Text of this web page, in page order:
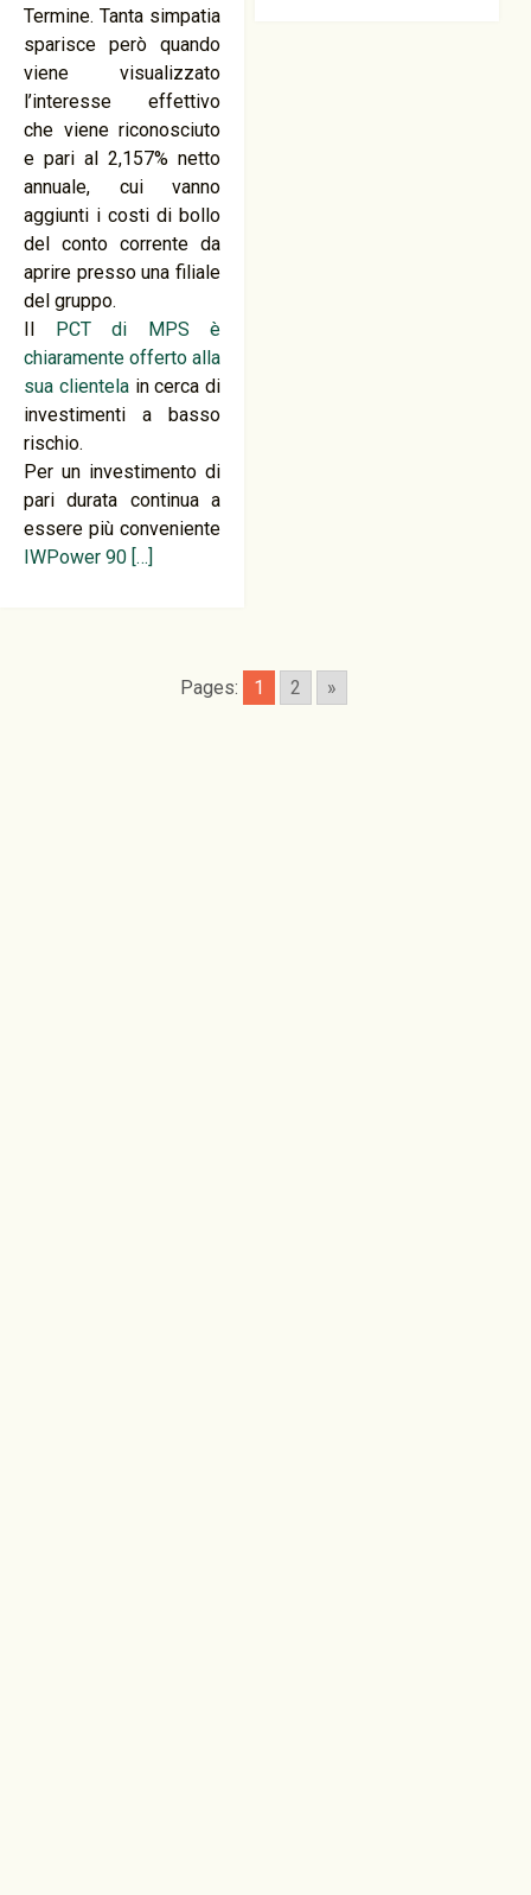
Termine. Tanta simpatia
sparisce però quando
viene visualizzato
l’interesse effettivo
che viene riconosciuto
e pari al 2,157% netto
annuale, cui vanno
aggiunti i costi di bollo
del conto corrente da
aprire presso una filiale
del gruppo.
Il PCT di MPS è
chiaramente offerto alla
sua clientelain cerca di
investimenti a basso
rischio.
Per un investimento di
pari durata continua a
essere più conveniente
IWPower 90 […]
Pages: 1 2 »